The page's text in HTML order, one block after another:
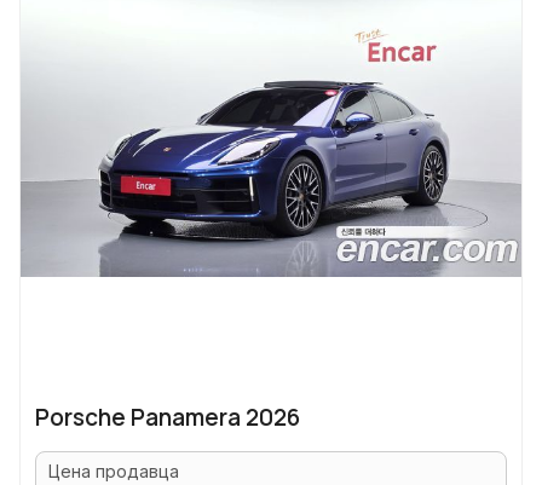
Porsche Panamera 2026
Цена продавца